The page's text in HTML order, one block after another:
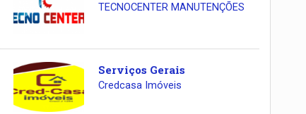
TECNOCENTER MANUTENÇÕES
Serviços Gerais
Credcasa Imóveis